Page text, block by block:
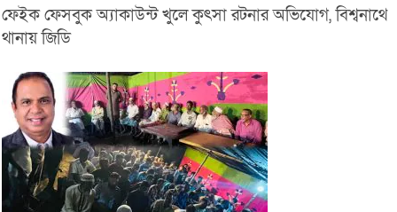
ফেইক ফেসবুক অ্যাকাউন্ট খুলে কুৎসা রটনার অভিযোগ, বিশ্বনাথে
থানায় জিডি